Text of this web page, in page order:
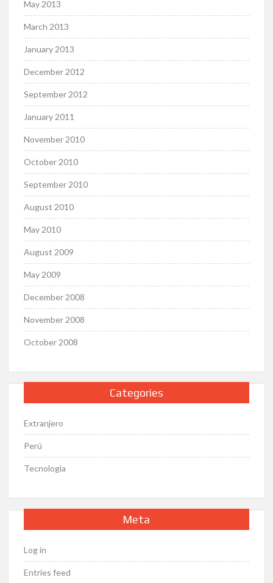
May 2013
March 2013
January 2013
December 2012
September 2012
January 2011
November 2010
October 2010
September 2010
August 2010
May 2010
August 2009
May 2009
December 2008
November 2008
October 2008
Categories
Extranjero
Perú
Tecnología
Meta
Log in
Entries feed